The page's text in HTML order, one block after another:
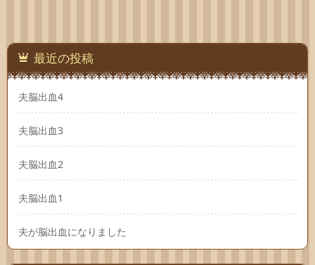
最近の投稿
夫脳出血4
夫脳出血3
夫脳出血2
夫脳出血1
夫が脳出血になりました